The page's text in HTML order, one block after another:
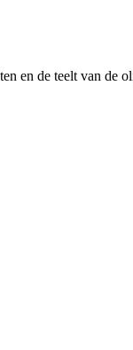
en de teelt van de